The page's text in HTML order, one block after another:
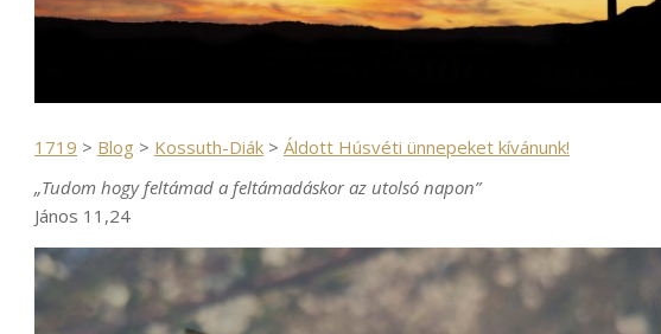
1719 > Blog > Kossuth-Diák > Áldott Húsvéti ünnepeket kívánunk!
„Tudom hogy feltámad a feltámadáskor az utolsó napon”
János 11,24